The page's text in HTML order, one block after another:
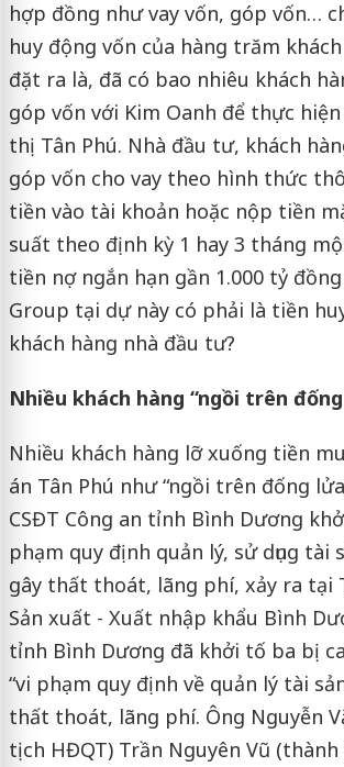
hợp đồng như vay vốn, góp vốn…
huy động vốn của hàng trăm
đặt ra là, đã có bao nhiêu khách
góp vốn với Kim Oanh để thực
thị Tân Phú. Nhà đầu tư, khách
góp vốn cho vay theo hình thức
tiền vào tài khoản hoặc nộp tiền
suất theo định kỳ 1 hay 3 tháng
tiền nợ ngắn hạn gần 1.000 tỷ
Group tại dự này có phải là tiền
khách hàng nhà đầu tư?
Nhiều khách hàng “ngồi trên
Nhiều khách hàng lỡ xuống tiền
án Tân Phú như “ngồi trên đống
CSĐT Công an tỉnh Bình Dương khởi
phạm quy định quản lý, sử dụng tài
gây thất thoát, lãng phí, xảy ra tại
Sản xuất - Xuất nhập khẩu Bình
tỉnh Bình Dương đã khởi tố ba bị
“vi phạm quy định về quản lý tài
thất thoát, lãng phí. Ông Nguyễn
tịch HĐQT) Trần Nguyên Vũ